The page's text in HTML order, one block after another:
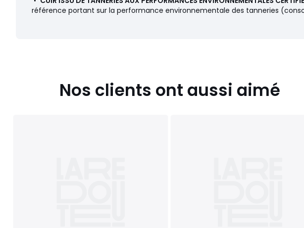
référence portant sur la performance environnementale des tanneries
Nos clients ont aussi aimé